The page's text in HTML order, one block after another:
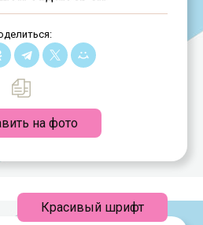
на фото
Красивый шрифт